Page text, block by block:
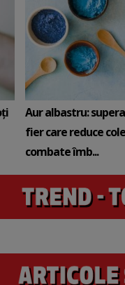
Aur albastru:
fier care reduce
combate îmb...